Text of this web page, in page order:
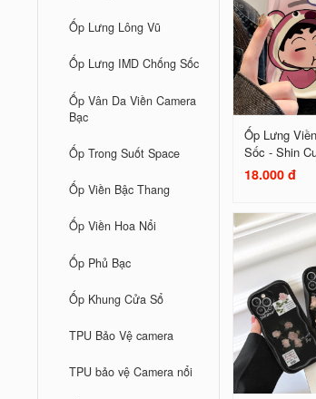
Ốp Lưng Lông Vũ
Ốp Lưng IMD Chống Sốc
Ốp Vân Da Viền Camera
Bạc
Ốp Trong Suốt Space
Ốp Viền Bậc Thang
Ốp Viền Hoa Nổi
Ốp Phủ Bạc
Ốp Khung Cửa Sổ
TPU Bảo Vệ camera
TPU bảo vệ Camera nổi
Ốp Lưng
Sốc - Shin
18.000 đ